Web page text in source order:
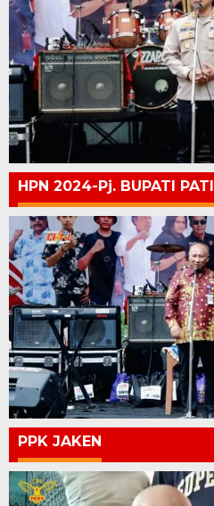
HPN 2024-Pj. BUPATI PATI
PPK JAKEN